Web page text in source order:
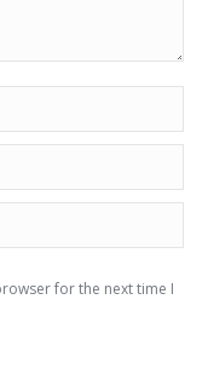
for the next time I